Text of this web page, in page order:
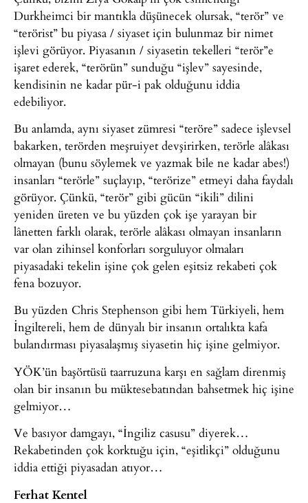
Durkheimci bir mantıkla düşünecek olursak, “terör” ve
“terörist” bu piyasa / siyaset için bulunmaz bir nimet
işlevi görüyor. Piyasanın / siyasetin tekelleri “terör”e
işaret ederek, “terörün” sunduğu “işlev” sayesinde,
kendisinin ne kadar pür-i pak olduğunu iddia
edebiliyor.
Bu anlamda, aynı siyaset zümresi “teröre” sadece işlevsel
bakarken, terörden meşruiyet devşirirken, terörle alâkası
olmayan (bunu söylemek ve yazmak bile ne kadar abes!)
insanları “terörle” suçlayıp, “terörize” etmeyi daha faydalı
görüyor. Çünkü, “terör” gibi gücün “ikili” dilini
yeniden üreten ve bu yüzden çok işe yarayan bir
lânetten farklı olarak, terörle alâkası olmayan insanların
var olan zihinsel konforları sorguluyor olmaları
piyasadaki tekelin işine çok gelen eşitsiz rekabeti çok
fena bozuyor.
Bu yüzden Chris Stephenson gibi hem Türkiyeli, hem
İngiltereli, hem de dünyalı bir insanın ortalıkta kafa
bulandırması piyasalaşmış siyasetin hiç işine gelmiyor.
YÖK’ün başörtüsü taarruzuna karşı en sağlam direnmiş
olan bir insanın bu müktesebatından bahsetmek hiç işine
gelmiyor…
Ve basıyor damgayı, “İngiliz casusu” diyerek…
Rekabetinden çok korktuğu için, “eşitlikçi” olduğunu
iddia ettiği piyasadan atıyor…
Ferhat Kentel